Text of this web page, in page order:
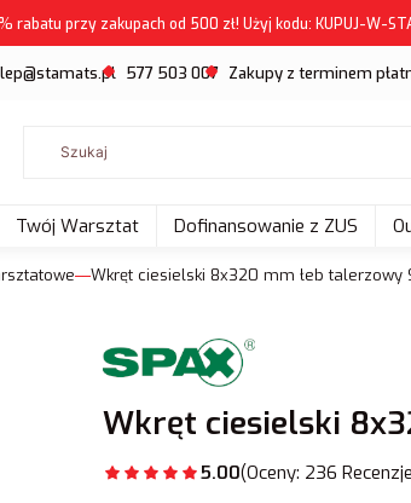
rabatu przy zakupach od 500 zł! Użyj kodu: KUPUJ-W-
577 503 007 Zakupy z terminem
Twój Warsztat Dofinansowanie z ZUS
Wkręt ciesielski 8x320 mm łeb talerzowy
Wkręt ciesielski
5.00(Oceny: 236